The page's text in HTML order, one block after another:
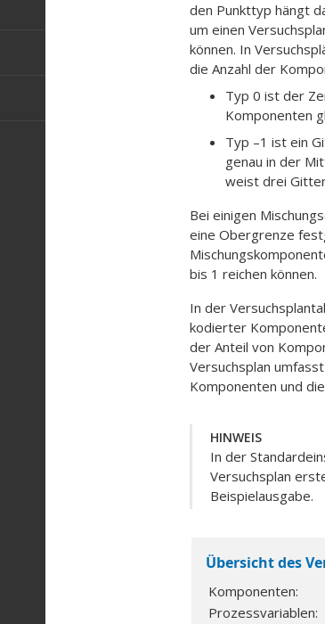
den Punkttyp hängt
um einen
können. In
die Anzahl der
Typ 0 ist der
Komponenten
Typ –1 ist ein
genau in der
weist drei
Bei einigen
eine Obergrenze
bis 1 reichen können.
In der
kodierter
der Anteil von
Versuchsplan
Komponenten und
HINWEIS
In der
Versuchsplan
Beispielausgabe.
Übersicht des
Komponenten:
Prozessvariablen: